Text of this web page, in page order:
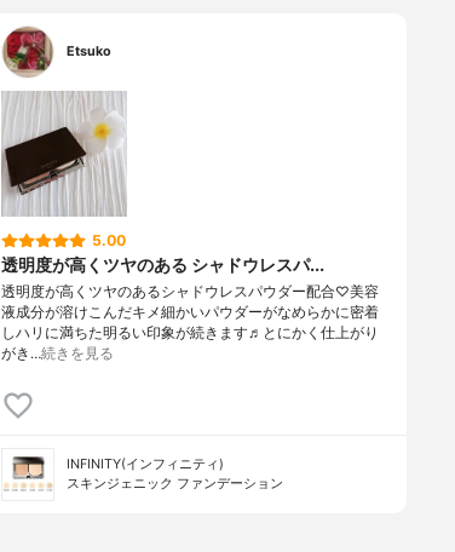
Etsuko
5.00
透明度が高くツヤのある シャドウレスパ...
透明度が高くツヤのあるシャドウレスパウダー配合♡美容
液成分が溶けこんだキメ細かいパウダーがなめらかに密着
しハリに満ちた明るい印象が続きます♬とにかく仕上がり
がき…続きを見る
INFINITY(インフィニティ)
スキンジェニック ファンデーション